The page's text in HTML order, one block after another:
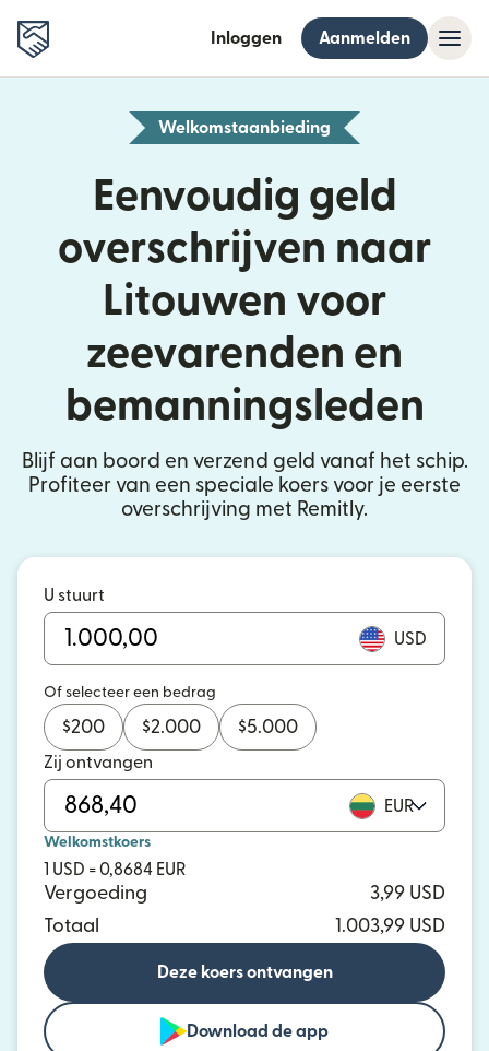
Inloggen Aanmelden
Welkomstaanbieding
Eenvoudig geld
overschrijven naar
Litouwen voor
zeevarenden en
bemanningsleden
Blijf aan boord en verzend geld vanaf het schip.
Profiteer van een speciale koers voor je eerste
overschrijving met Remitly.
U stuurt
USD
Of selecteer een bedrag
$200 $2.000 $5.000
Zij ontvangen
EUR
Welkomstkoers
1 USD = 0,8684 EUR
Vergoeding
3,99 USD
Totaal
1.003,99 USD
Deze koers ontvangen
Download de app